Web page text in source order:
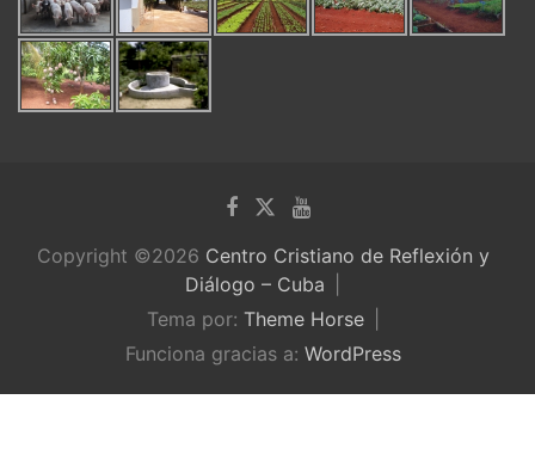
Copyright ©2026 Centro Cristiano de Reflexión y
Diálogo – Cuba
Tema por: Theme Horse
Funciona gracias a: WordPress